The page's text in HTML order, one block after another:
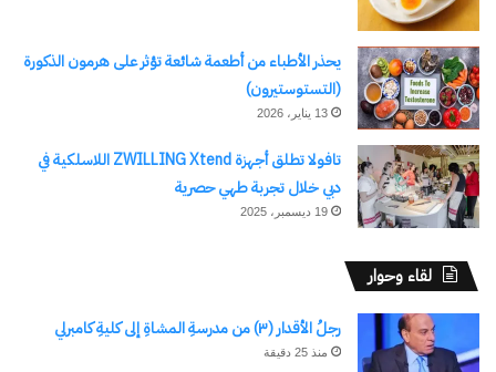
الخرائط فهي للخبراء.
خاتمة: الرسالة القادمة
توقعي للمرحلة المقبلة: “سنرى ميلاد تفاهم أمريكي –
إيراني محدود لكنه مؤثر، سيكون على حساب الدور
الإسرائيلي التقليدي”.
الوحيدة”. القوة الاقتصادية، والعسكرية، والمعرفية. من
يمتلكها يجلس على طاولة صنع القرار. ومن يفتقدها،
يُوضع على طاولة القرار نفسه كملف للنقاش.
يحذر الأطباء من أطعمة شائعة تؤثر على هرمون الذكورة
(التستوستيرون)
13 يناير، 2026
تافولا تطلق أجهزة ZWILLING Xtend اللاسلكية في
دبي خلال تجربة طهي حصرية
19 ديسمبر، 2025
لقاء وحوار
رجلُ الأقدار (٣) من مدرسةِ المشاةِ إلى كليةِ كامبرلي
منذ 25 دقيقة